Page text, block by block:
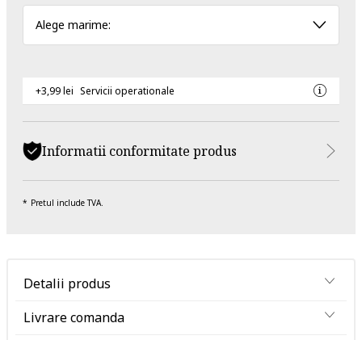
Alege marime:
+3,99 lei Servicii operationale
Informatii conformitate produs
Pretul include TVA.
Detalii produs
Livrare comanda